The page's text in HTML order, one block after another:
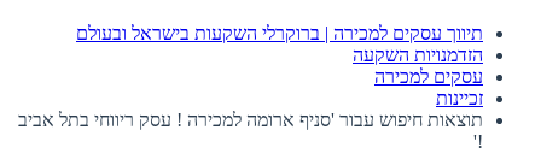
תיווך עסקים למכירה | ברוקרלי השקעות בישראל ובעולם
הזדמנויות השקעה
עסקים למכירה
זכיינות
תוצאות חיפוש עבור 'סניף ארומה למכירה ! עסק ריווחי בתל אביב
!'